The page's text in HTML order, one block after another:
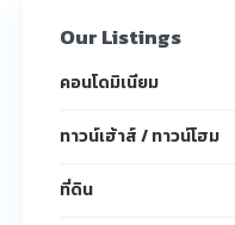
Our Listings
คอนโดมิเนียม
ทาวน์เฮ้าส์ / ทาวน์โฮม
ที่ดิน